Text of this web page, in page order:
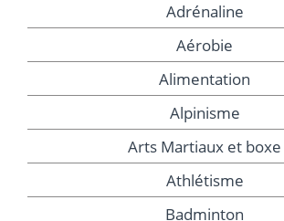
Adrénaline
Aérobie
Alimentation
Alpinisme
Arts Martiaux et boxe
Athlétisme
Badminton